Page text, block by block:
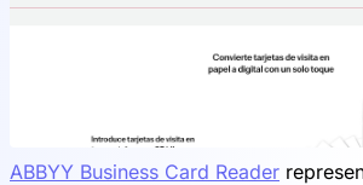
ABBYY Business Card Reader